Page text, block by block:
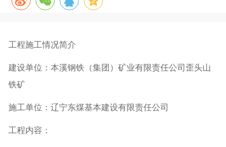
工程施工情况简介
建设单位：本溪钢铁（集团）矿业有限责任公司歪头山
铁矿
施工单位：辽宁东煤基本建设有限责任公司
工程内容：